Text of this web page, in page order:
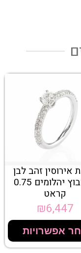
אירוסין זהב לבן
בשיבוץ יהלומים 0.75
קראט
₪6,447
אפשרויות